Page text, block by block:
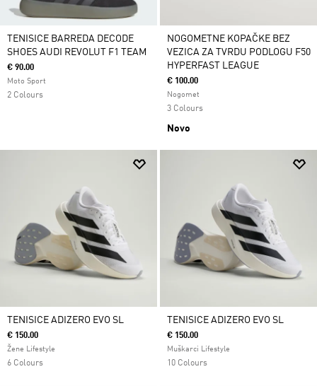
TENISICE BARREDA DECODE
SHOES AUDI REVOLUT F1 TEAM
€ 90.00
Moto Sport
2 Colours
NOGOMETNE KOPAČKE BEZ
VEZICA ZA TVRDU PODLOGU F50
HYPERFAST LEAGUE
€ 100.00
Nogomet
3 Colours
Novo
TENISICE ADIZERO EVO SL
€ 150.00
Žene Lifestyle
6 Colours
TENISICE ADIZERO EVO SL
€ 150.00
Muškarci Lifestyle
10 Colours